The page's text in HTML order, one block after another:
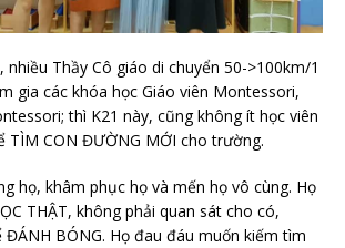
nhiều Thầy Cô giáo di chuyển 50->100km/1
gia các khóa học Giáo viên Montessori,
thì K21 này, cũng không ít học viên
TÌM CON ĐƯỜNG MỚI cho trường.
họ, khâm phục họ và mến họ vô cùng. Họ
THẬT, không phải quan sát cho có,
ĐÁNH BÓNG. Họ đau đáu muốn kiếm tìm